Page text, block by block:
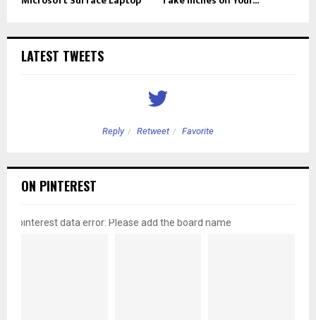
LATEST TWEETS
Reply Retweet Favorite
ON PINTEREST
pinterest data error: Please add the board name